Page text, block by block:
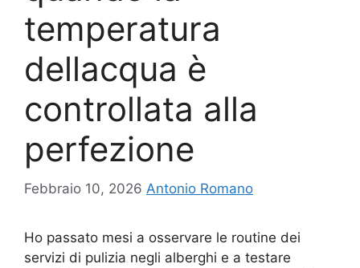
temperatura
dellacqua è
controllata alla
perfezione
Febbraio 10, 2026 Antonio Romano
Ho passato mesi a osservare le routine dei
servizi di pulizia negli alberghi e a testare